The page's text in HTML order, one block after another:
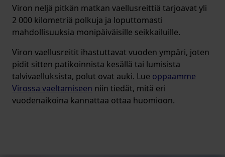
Viron neljä pitkän matkan vaellusreittiä tarjoavat yli
2 000 kilometriä polkuja ja loputtomasti
mahdollisuuksia monipäiväisille seikkailuille.
Viron vaellusreitit ihastuttavat vuoden ympäri, joten
pidit sitten patikoinnista kesällä tai lumisista
talvivaelluksista, polut ovat auki. Lue oppaamme
Virossa vaeltamiseen niin tiedät, mitä eri
vuodenaikoina kannattaa ottaa huomioon.